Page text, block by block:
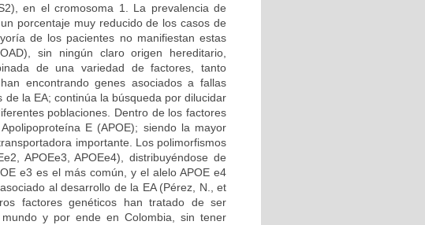
en el cromosoma 1. La prevalencia de
porcentaje muy reducido de los casos de
de los pacientes no manifiestan estas
sin ningún claro origen hereditario,
de una variedad de factores, tanto
encontrando genes asociados a fallas
la EA; continúa la búsqueda por dilucidar
poblaciones. Dentro de los factores
E (APOE); siendo la mayor
importante. Los polimorfismos
APOEe3, APOEe4), distribuyéndose de
e3 es el más común, y el alelo APOE e4
al desarrollo de la EA (Pérez, N., et
factores genéticos han tratado de ser
y por ende en Colombia, sin tener